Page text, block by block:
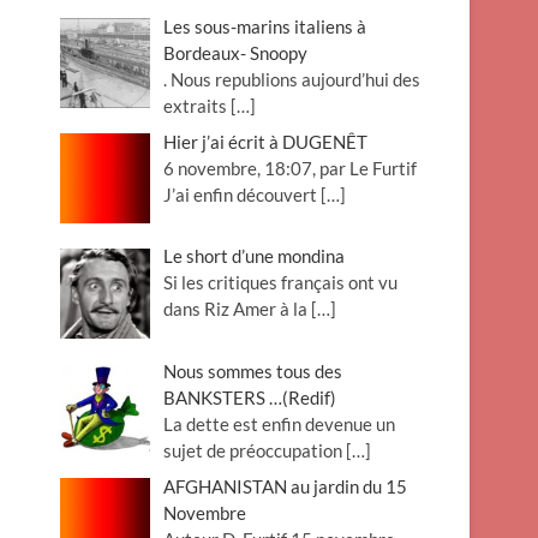
Les sous-marins italiens à
Bordeaux- Snoopy
. Nous republions aujourd’hui des
extraits […]
Hier j’ai écrit à DUGENÊT
6 novembre, 18:07, par Le Furtif
J’ai enfin découvert […]
Le short d’une mondina
Si les critiques français ont vu
dans Riz Amer à la […]
Nous sommes tous des
BANKSTERS …(Redif)
La dette est enfin devenue un
sujet de préoccupation […]
AFGHANISTAN au jardin du 15
Novembre